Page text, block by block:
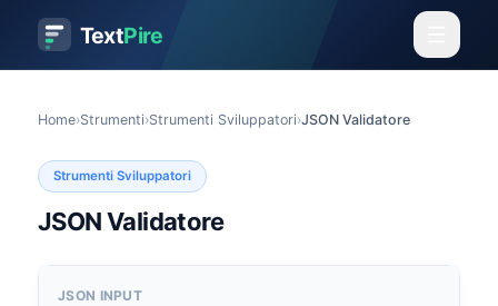
TextPire
Home›Strumenti›Strumenti Sviluppatori›JSON Validatore
Strumenti Sviluppatori
JSON Validatore
JSON INPUT